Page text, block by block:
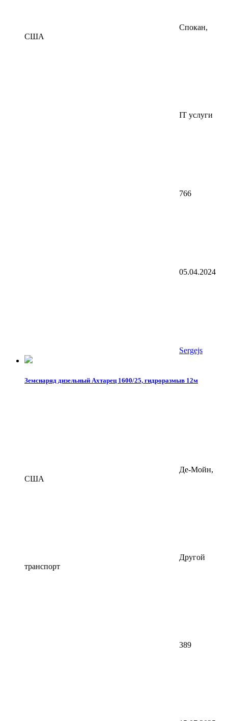
Спокан,
США
IT услуги
766
05.04.2024
Sergejs
Земснаряд дизельный Ахтарец 1600/25, гидроразмыв 12м
Де-Мойн,
США
Другой
транспорт
389